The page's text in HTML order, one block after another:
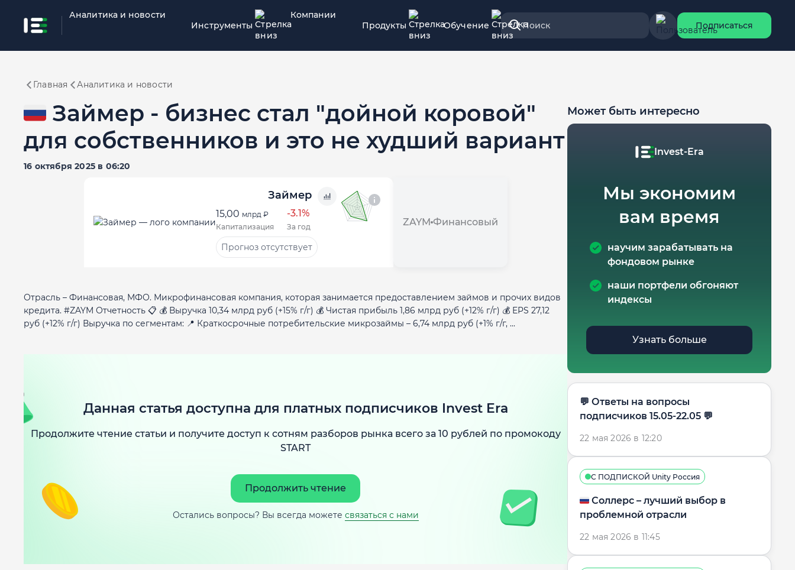
Аналитика и новости
Инструменты
Компании
Продукты
Обучение Поиск Подписаться
Главная Аналитика и новости
🇷🇺 Займер - бизнес стал "дойной коровой"
для собственников и это не худший вариант
16 октября 2025 в 06:20
Займер
15,00 млрд ₽ -3.1%
Капитализация За год
Прогноз отсутствует
ZAYM Финансовый
Отрасль – Финансовая, МФО. Микрофинансовая компания, которая занимается предоставлением займов и прочих видов
кредита. #ZAYM Отчетность 📋 💰 Выручка 10,34 млрд руб (+15% г/г) 💰 Чистая прибыль 1,86 млрд руб (+12% г/г) 💰 EPS 27,12
руб (+12% г/г) Выручка по сегментам: 📍 Краткосрочные потребительские микрозаймы – 6,74 млрд руб (+1% г/г, ...
Данная статья доступна для платных подписчиков Invest Era
Продолжите чтение статьи и получите доступ к сотням разборов рынка всего за 10 рублей по промокоду
START
Продолжить чтение
Остались вопросы? Вы всегда можете связаться с нами
Может быть интересно
Invest-Era
Мы экономим
вам время
научим зарабатывать на
фондовом рынке
наши портфели обгоняют
индексы
Узнать больше
​​💬 Ответы на вопросы
подписчиков 15.05-22.05 💬
22 мая 2026 в 12:20
С ПОДПИСКОЙ Unity Россия
🇷🇺 Соллерс – лучший выбор в
проблемной отрасли
22 мая 2026 в 11:45